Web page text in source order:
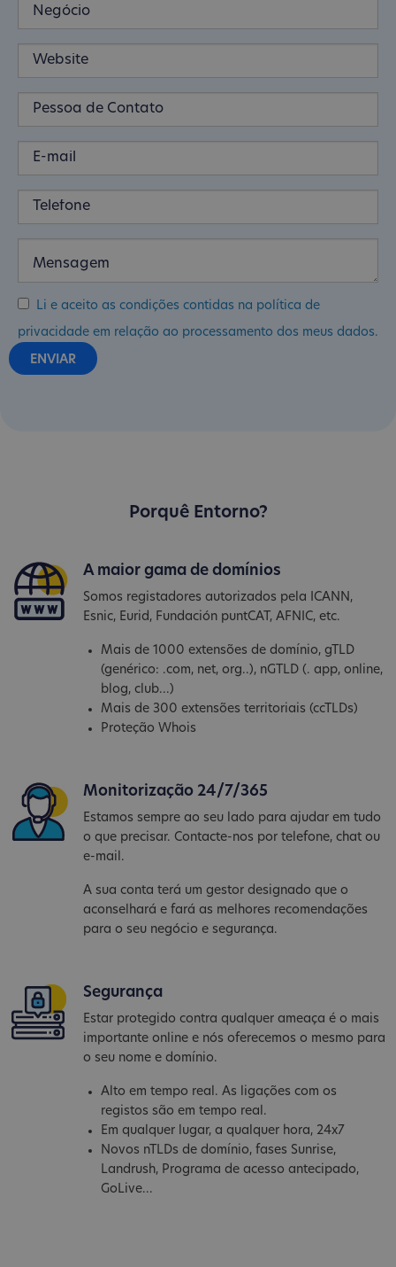
Li e aceito as condições contidas na política de
privacidade em relação ao processamento dos meus dados.
Porquê Entorno?
A maior gama de domínios
Somos registadores autorizados pela ICANN,
Esnic, Eurid, Fundación puntCAT, AFNIC, etc.
Mais de 1000 extensões de domínio, gTLD
(genérico: .com, net, org..), nGTLD (. app, online,
blog, club...)
Mais de 300 extensões territoriais (ccTLDs)
Proteção Whois
Monitorização 24/7/365
Estamos sempre ao seu lado para ajudar em tudo
o que precisar. Contacte-nos por telefone, chat ou
e-mail.
A sua conta terá um gestor designado que o
aconselhará e fará as melhores recomendações
para o seu negócio e segurança.
Segurança
Estar protegido contra qualquer ameaça é o mais
importante online e nós oferecemos o mesmo para
o seu nome e domínio.
Alto em tempo real. As ligações com os
registos são em tempo real.
Em qualquer lugar, a qualquer hora, 24x7
Novos nTLDs de domínio, fases Sunrise,
Landrush, Programa de acesso antecipado,
GoLive...